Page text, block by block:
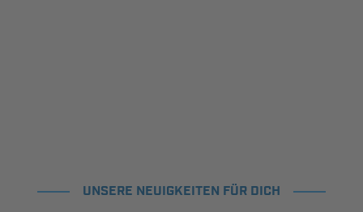
UNSERE NEUIGKEITEN FÜR DICH